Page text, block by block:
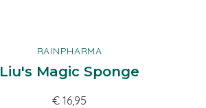
RAINPHARMA
Liu's Magic Sponge
€ 16,95